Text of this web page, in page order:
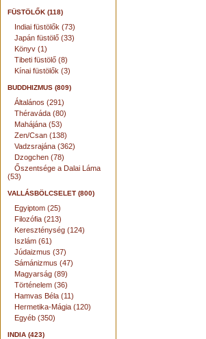
FÜSTÖLŐK (118)
Indiai füstölők (73)
Japán füstölő (33)
Könyv (1)
Tibeti füstölő (8)
Kínai füstölők (3)
BUDDHIZMUS (809)
Általános (291)
Théraváda (80)
Mahájána (53)
Zen/Csan (138)
Vadzsrajána (362)
Dzogchen (78)
Őszentsége a Dalai Láma
(53)
VALLÁSBÖLCSELET (800)
Egyiptom (25)
Filozófia (213)
Kereszténység (124)
Iszlám (61)
Júdaizmus (37)
Sámánizmus (47)
Magyarság (89)
Történelem (36)
Hamvas Béla (11)
Hermetika-Mágia (120)
Egyéb (350)
INDIA (423)